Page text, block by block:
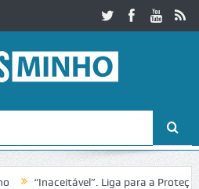
“Inaceitável”. Liga para a Proteção da